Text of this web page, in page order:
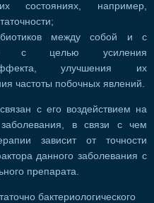
состояниях, например,
между собой и с
с целью усиления
эффекта, улучшения их
частоты побочных явлений.
с его воздействием на
заболевания, в связи с чем
зависит от точности
данного заболевания с
препарата.
бактериологического